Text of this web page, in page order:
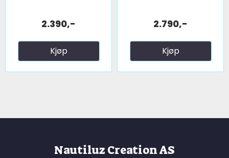
2.390,-
Kjøp
2.790,-
Kjøp
Nautiluz Creation AS